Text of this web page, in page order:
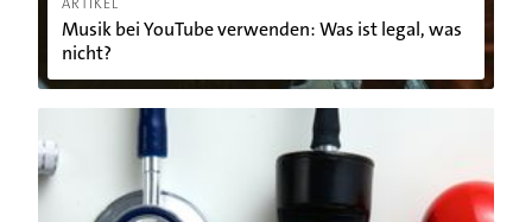
Musik bei YouTube verwenden: Was ist legal, was
nicht?
Bluthochdruck-Werte: Ab wann spricht man von